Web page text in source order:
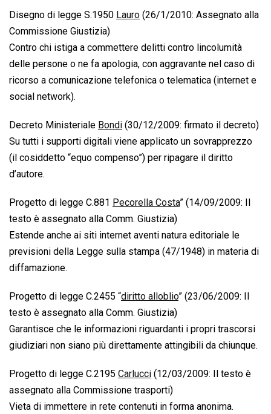
Disegno di legge S.1950  Lauro  (26/1/2010: Assegnato alla
Commissione Giustizia)
Contro chi istiga a commettere delitti contro lincolumità
delle persone o ne fa apologia, con aggravante nel caso di
ricorso a comunicazione telefonica o telematica (internet e
social network).
Decreto Ministeriale  Bondi  (30/12/2009: firmato il decreto)
Su tutti i supporti digitali viene applicato un sovrapprezzo
(il cosiddetto “equo compenso”) per ripagare il diritto
d’autore.
Progetto di legge C.881  Pecorella Costa” (14/09/2009: Il
testo è assegnato alla Comm. Giustizia)
Estende anche ai siti internet aventi natura editoriale le
previsioni della Legge sulla stampa (47/1948) in materia di
diffamazione.
Progetto di legge C.2455 “diritto alloblio” (23/06/2009: Il
testo è assegnato alla Comm. Giustizia)
Garantisce che le informazioni riguardanti i propri trascorsi
giudiziari non siano più direttamente attingibili da chiunque.
Progetto di legge C.2195  Carlucci  (12/03/2009: Il testo è
assegnato alla Commissione trasporti)
Vieta di immettere in rete contenuti in forma anonima.